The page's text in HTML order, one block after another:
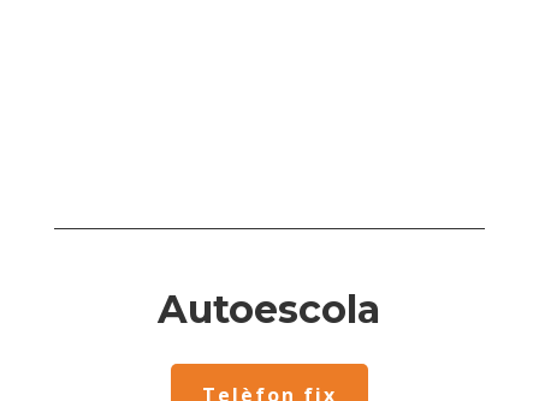
Autoescola
Telèfon fix